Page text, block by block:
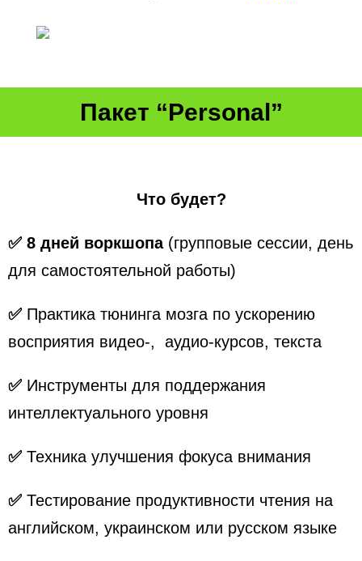
Пакет “Personal”
Что будет?
✅ 8 дней воркшопа(групповые сессии, день
для самостоятельной работы)
✅ Практика тюнинга мозга по ускорению
восприятия видео-, аудио-курсов, текста
✅ Инструменты для поддержания
интеллектуального уровня
✅ Техника улучшения фокуса внимания
✅ Тестирование продуктивности чтения на
английском, украинском или русском языке